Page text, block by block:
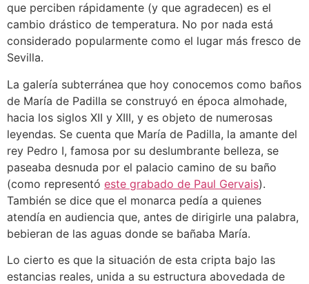
que perciben rápidamente (y que agradecen) es el
cambio drástico de temperatura. No por nada está
considerado popularmente como el lugar más fresco de
Sevilla.
La galería subterránea que hoy conocemos como baños
de María de Padilla se construyó en época almohade,
hacia los siglos XII y XIII, y es objeto de numerosas
leyendas. Se cuenta que María de Padilla, la amante del
rey Pedro I, famosa por su deslumbrante belleza, se
paseaba desnuda por el palacio camino de su baño
(como representó este grabado de Paul Gervais).
También se dice que el monarca pedía a quienes
atendía en audiencia que, antes de dirigirle una palabra,
bebieran de las aguas donde se bañaba María.
Lo cierto es que la situación de esta cripta bajo las
estancias reales, unida a su estructura abovedada de